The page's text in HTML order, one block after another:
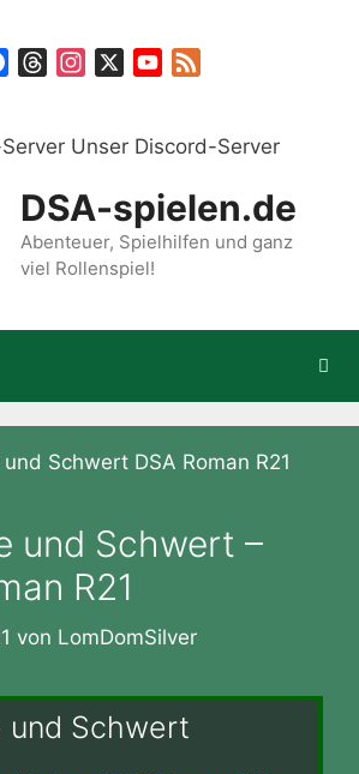
FacebookThreadsInstagram YouTube
Unser Discord-Server
DSA-spielen.de
Abenteuer, Spielhilfen und ganz
viel Rollenspiel!
und Schwert –
R21
von LomDomSilver
und Schwert